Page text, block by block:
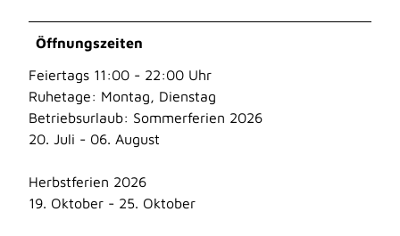
Öffnungszeiten
Feiertags 11:00 - 22:00 Uhr
Ruhetage: Montag, Dienstag
Betriebsurlaub: Sommerferien 2026
20. Juli - 06. August
Herbstferien 2026
19. Oktober - 25. Oktober